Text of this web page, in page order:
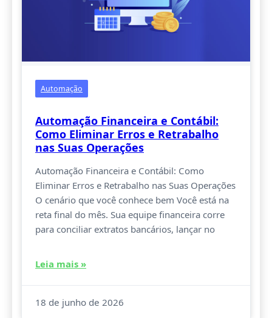
Automação
Automação Financeira e Contábil:
Como Eliminar Erros e Retrabalho
nas Suas Operações
Automação Financeira e Contábil: Como
Eliminar Erros e Retrabalho nas Suas Operações
O cenário que você conhece bem Você está na
reta final do mês. Sua equipe financeira corre
para conciliar extratos bancários, lançar no
Leia mais »
18 de junho de 2026